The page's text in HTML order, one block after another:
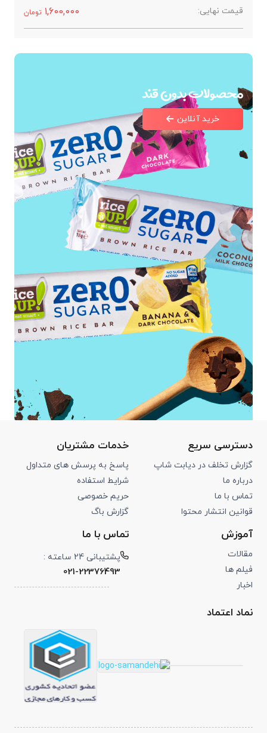
قیمت نهایی: 1,600,000 تومان
محصولات بدون قند
خرید آنلاین
دسترسی سریع
گزارش تخلف در دیابت شاپ
درباره ما
تماس با ما
قوانین انتشار محتوا
خدمات مشتریان
پاسخ به پرسش های متداول
شرایط استفاده
حریم خصوصی
گزارش باگ
آموزش
مقالات
فیلم ها
اخبار
تماس با ما
پشتیبانی 24 ساعته :
021-22376493
نماد اعتماد